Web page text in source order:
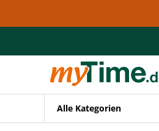
Zur Navigation springen
Alle Kategorien